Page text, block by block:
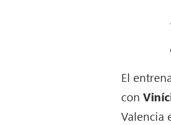
El
con
Valencia